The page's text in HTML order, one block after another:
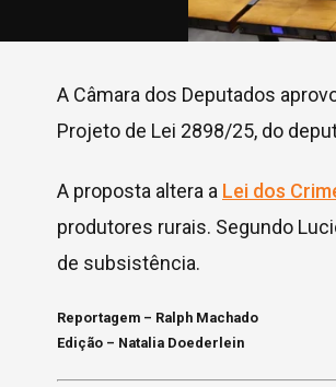
A Câmara dos Deputados
Projeto de Lei 2898/25, do
A proposta altera a Lei dos
produtores rurais. Segundo
de subsistência.
Reportagem – Ralph Machado
Edição – Natalia Doederlein